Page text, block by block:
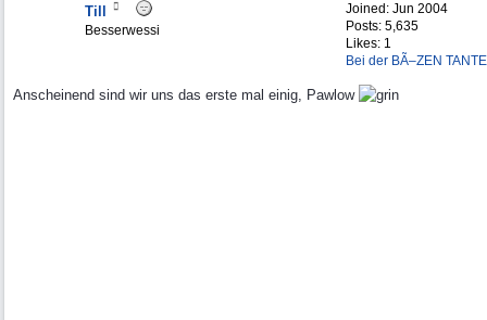
Joined: Jun 2004
Posts: 5,635
Likes: 1
Bei der BÃ–ZEN TANTE
Till
Besserwessi
Anscheinend sind wir uns das erste mal einig, Pawlow